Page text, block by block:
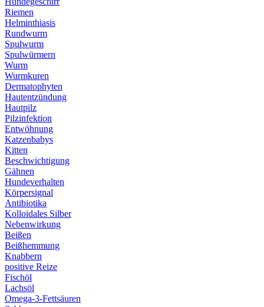
Riemen
Helminthiasis
Rundwurm
Spulwurm
Spulwürmern
Wurm
Wurmkuren
Dermatophyten
Hautentzündung
Hautpilz
Pilzinfektion
Entwöhnung
Katzenbabys
Kitten
Beschwichtigung
Gähnen
Hundeverhalten
Körpersignal
Antibiotika
Kolloidales Silber
Nebenwirkung
Beißen
Beißhemmung
Knabbern
positive Reize
Fischöl
Lachsöl
Omega-3-Fettsäuren